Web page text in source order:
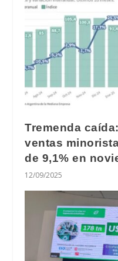
Tremenda
ventas
de 9,1% en
12/09/2025